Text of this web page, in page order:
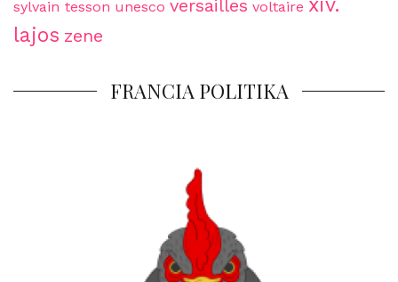
sylvain tesson unesco versailles voltaire
lajos zene
FRANCIA POLITIKA